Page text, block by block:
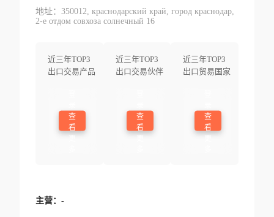
地址：350012, краснодарский край, город краснодар,
2-е отдом совхоза солнечный 16
近三年TOP3
出口交易产品
查
看
近三年TOP3
出口交易伙伴
查
看
近三年TOP3
出口贸易国家
查
看
主营： -